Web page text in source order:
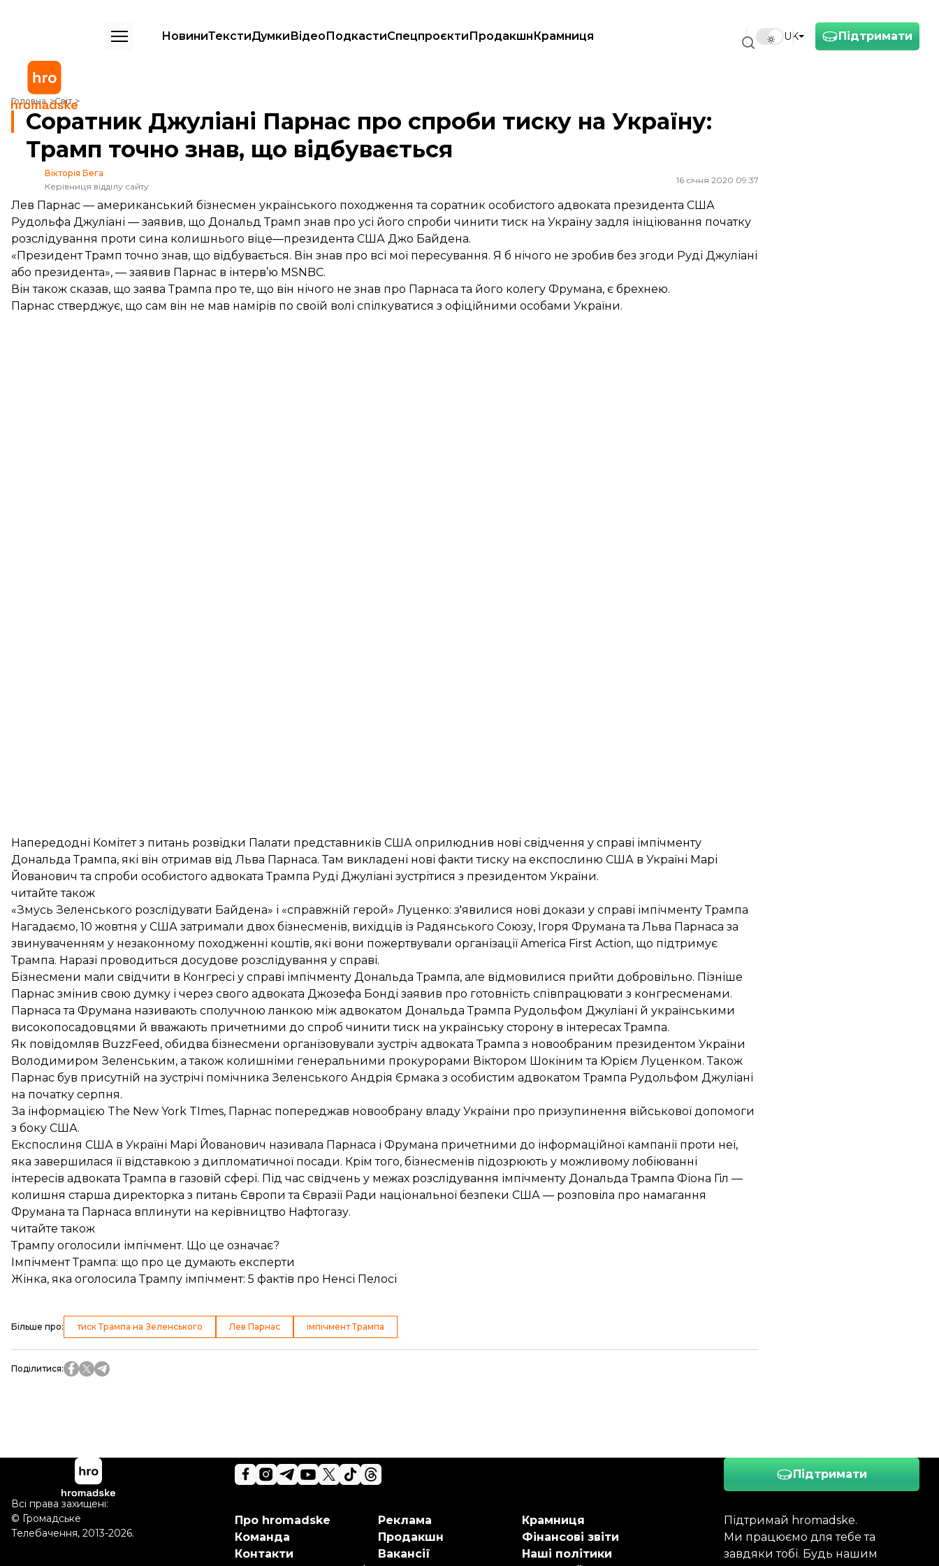
Підтримати
UK
НовиниТекстиДумкиВідеоПодкастиСпецпроєктиПродакшнКрамниця
Головна Світ
Соратник Джуліані Парнас про спроби тиску на Україну: Трамп точно знав, що відбувається
Соратник Джуліані Парнас про спроби тиску на Україну:
Трамп точно знав, що відбувається
Вікторія Бега
Керівниця відділу сайту
16 січня 2020 09:37
Лев Парнас — американський бізнесмен українського походження та соратник особистого адвоката президента США
Рудольфа Джуліані — заявив, що Дональд Трамп знав про усі його спроби чинити тиск на Україну задля ініціювання початку
розслідування проти сина колишнього віце—президента США Джо Байдена.
«Президент Трамп точно знав, що відбувається. Він знав про всі мої пересування. Я б нічого не зробив без згоди Руді Джуліані
або президента», — заявив Парнас в інтерв’ю MSNBC.
Він також сказав, що заява Трампа про те, що він нічого не знав про Парнаса та його колегу Фрумана, є брехнею.
Парнас стверджує, що сам він не мав намірів по своїй волі спілкуватися з офіційними особами України.
Напередодні Комітет з питань розвідки Палати представників США оприлюднив нові свідчення у справі імпічменту
Дональда Трампа, які він отримав від Льва Парнаса. Там викладені нові факти тиску на експослиню США в Україні Марі
Йованович та спроби особистого адвоката Трампа Руді Джуліані зустрітися з президентом України.
читайте також
«Змусь Зеленського розслідувати Байдена» і «справжній герой» Луценко: з'явилися нові докази у справі імпічменту Трампа
Нагадаємо, 10 жовтня у США затримали двох бізнесменів, вихідців із Радянського Союзу, Ігоря Фрумана та Льва Парнаса за
звинуваченням у незаконному походженні коштів, які вони пожертвували організації America First Action, що підтримує
Трампа. Наразі проводиться досудове розслідування у справі.
Бізнесмени мали свідчити в Конгресі у справі імпічменту Дональда Трампа, але відмовилися прийти добровільно. Пізніше
Парнас змінив свою думку і через свого адвоката Джозефа Бонді заявив про готовність співпрацювати з конгресменами.
Парнаса та Фрумана називають сполучною ланкою між адвокатом Дональда Трампа Рудольфом Джуліані й українськими
високопосадовцями й вважають причетними до спроб чинити тиск на українську сторону в інтересах Трампа.
Як повідомляв BuzzFeed, обидва бізнесмени організовували зустріч адвоката Трампа з новообраним президентом України
Володимиром Зеленським, атакож колишніми генеральними прокурорами Віктором Шокіним та Юрієм Луценком. Також
Парнас був присутній на зустрічі помічника Зеленського Андрія Єрмака з особистим адвокатом Трампа Рудольфом Джуліані
на початку серпня.
За інформацією The New York TImes, Парнас попереджав новообрану владу України про призупинення військової допомоги
з боку США.
Експослиня США в Україні Марі Йованович називала Парнаса і Фрумана причетними до інформаційної кампанії проти неї,
яка завершилася її відставкою з дипломатичної посади. Крім того, бізнесменів підозрюють у можливомулобіюванні
інтересів адвоката Трампа в газовій сфері. Під час свідчень у межах розслідування імпічменту Дональда Трампа Фіона Гіл —
колишня старша директорка з питань Європи та Євразії Ради національної безпеки США — розповіла про намагання
Фрумана та Парнаса вплинути на керівництво Нафтогазу.
читайте також
Трампу оголосили імпічмент. Що це означає?
Імпічмент Трампа: що про це думають експерти
Жінка, яка оголосила Трампу імпічмент: 5 фактів про Ненсі Пелосі
Більше про: тиск Трампа на Зеленського Лев Парнас імпічмент Трампа
Поділитися:
Підтримати
Підтримай hromadske.
Ми працюємо для тебе та
завдяки тобі. Будь нашим
Про hromadske
Команда
Контакти
Реклама
Продакшн
Вакансії
Крамниця
Фінансові звіти
Наші політики
Всі права захищені:
© Громадське
Телебачення, 2013-2026.